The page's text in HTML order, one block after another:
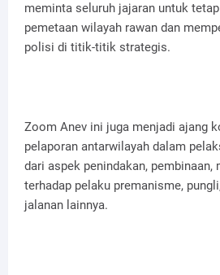
meminta seluruh jajaran untuk
pemetaan wilayah rawan dan
polisi di titik-titik strategis.
Zoom Anev ini juga menjadi ajang
pelaporan antarwilayah dalam
dari aspek penindakan, pembinaan,
terhadap pelaku premanisme,
jalanan lainnya.